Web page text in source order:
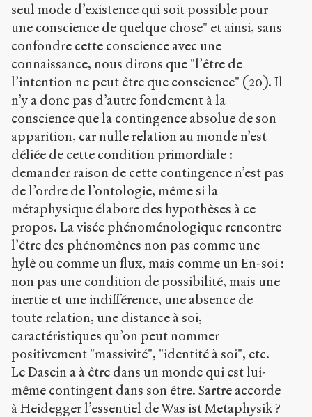
seul mode d’existence qui soit possible pour
une conscience de quelque chose" et ainsi, sans
confondre cette conscience avec une
connaissance, nous dirons que "l’être de
l’intention ne peut être que conscience" (20). Il
n’y a donc pas d’autre fondement à la
conscience que la contingence absolue de son
apparition, car nulle relation au monde n’est
déliée de cette condition primordiale :
demander raison de cette contingence n’est pas
de l’ordre de l’ontologie, même si la
métaphysique élabore des hypothèses à ce
propos. La visée phénoménologique rencontre
l’être des phénomènes non pas comme une
hylè ou comme un flux, mais comme un En-soi :
non pas une condition de possibilité, mais une
inertie et une indifférence, une absence de
toute relation, une distance à soi,
caractéristiques qu’on peut nommer
positivement "massivité", "identité à soi", etc.
Le Dasein a à être dans un monde qui est lui-
même contingent dans son être. Sartre accorde
à Heidegger l’essentiel de Was ist Metaphysik ?